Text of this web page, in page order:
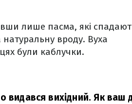
лише пасма, які
вроду. Вуха
були каблучки.
видався вихідний. Як ваш